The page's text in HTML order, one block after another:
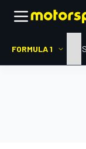
FORMULA 1 ANA